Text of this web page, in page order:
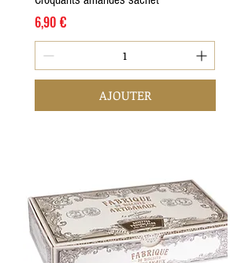
Prix
6,90 €
AJOUTER